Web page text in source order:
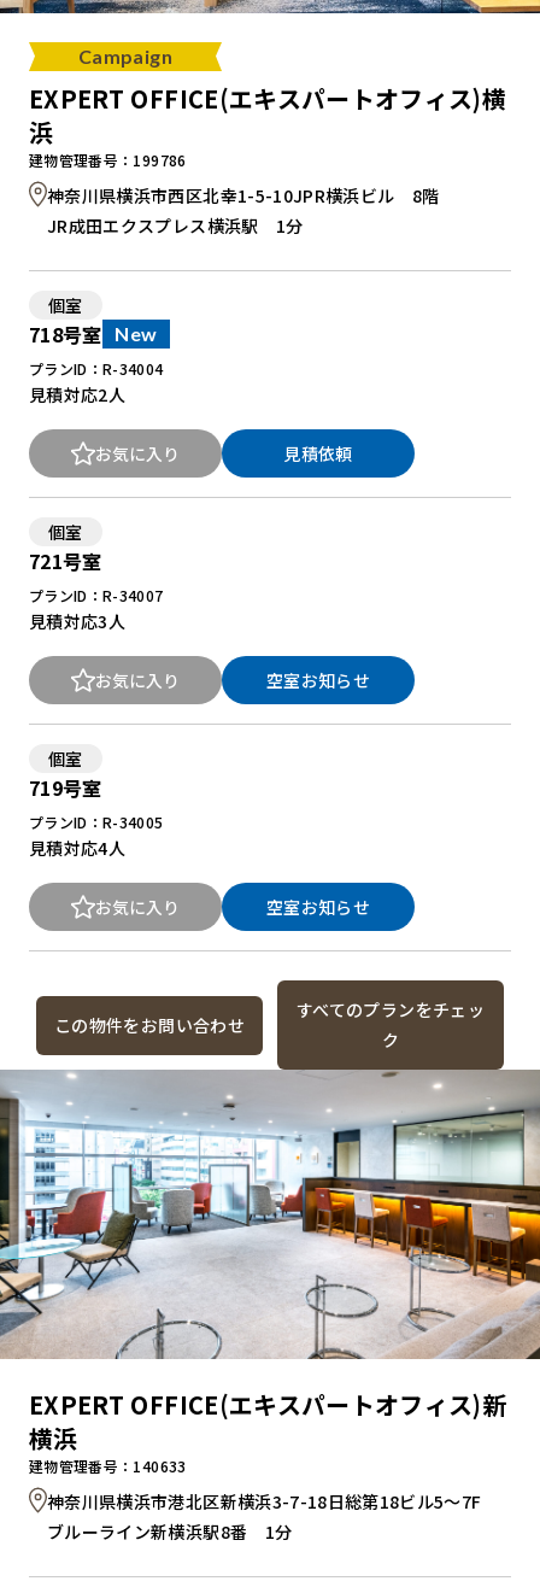
Campaign
EXPERT OFFICE(エキスパートオフィス)横
浜
建物管理番号：199786
神奈川県横浜市西区北幸1-5-10JPR横浜ビル 8階
JR成田エクスプレス横浜駅 1分
個室
718号室 New
プランID：R-34004
見積対応2人
お気に入り 見積依頼
個室
721号室
プランID：R-34007
見積対応3人
お気に入り 空室お知らせ
個室
719号室
プランID：R-34005
見積対応4人
お気に入り 空室お知らせ
この物件をお問い合わせ
すべてのプランをチェッ
ク
EXPERT OFFICE(エキスパートオフィス)新
横浜
建物管理番号：140633
神奈川県横浜市港北区新横浜3-7-18日総第18ビル5～7F
ブルーライン新横浜駅8番 1分